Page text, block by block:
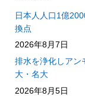
日本人人口1億
換点
2026年8月7日
排水を浄化しア
大・名大
2026年8月5日